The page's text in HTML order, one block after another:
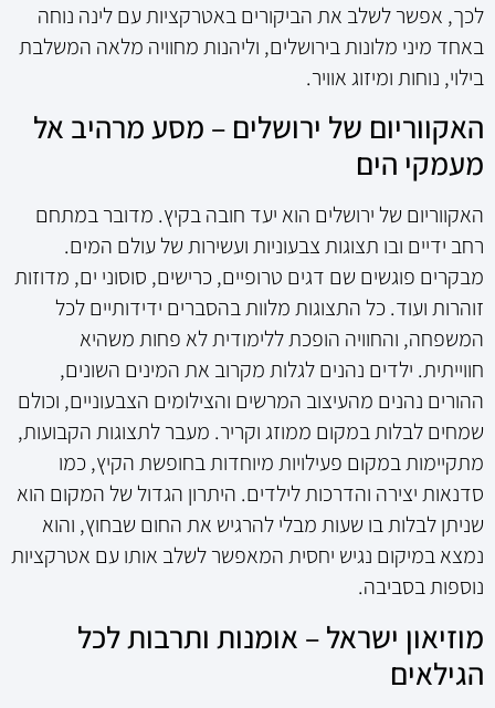
לכך, אפשר לשלב את הביקורים באטרקציות עם לינה נוחה
באחד מיני מלונות בירושלים, וליהנות מחוויה מלאה המשלבת
בילוי, נוחות ומיזוג אוויר.
האקווריום של ירושלים – מסע מרהיב אל
מעמקי הים
האקווריום של ירושלים הוא יעד חובה בקיץ. מדובר במתחם
רחב ידיים ובו תצוגות צבעוניות ועשירות של עולם המים.
מבקרים פוגשים שם דגים טרופיים, כרישים, סוסוני ים, מדוזות
זוהרות ועוד. כל התצוגות מלוות בהסברים ידידותיים לכל
המשפחה, והחוויה הופכת ללימודית לא פחות משהיא
חווייתית. ילדים נהנים לגלות מקרוב את המינים השונים,
ההורים נהנים מהעיצוב המרשים והצילומים הצבעוניים, וכולם
שמחים לבלות במקום ממוזג וקריר. מעבר לתצוגות הקבועות,
מתקיימות במקום פעילויות מיוחדות בחופשת הקיץ, כמו
סדנאות יצירה והדרכות לילדים. היתרון הגדול של המקום הוא
שניתן לבלות בו שעות מבלי להרגיש את החום שבחוץ, והוא
נמצא במיקום נגיש יחסית המאפשר לשלב אותו עם אטרקציות
נוספות בסביבה.
מוזיאון ישראל – אומנות ותרבות לכל
הגילאים